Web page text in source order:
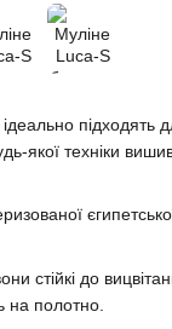
ідеально підходять
якої техніки
стійкі до
на полотно.